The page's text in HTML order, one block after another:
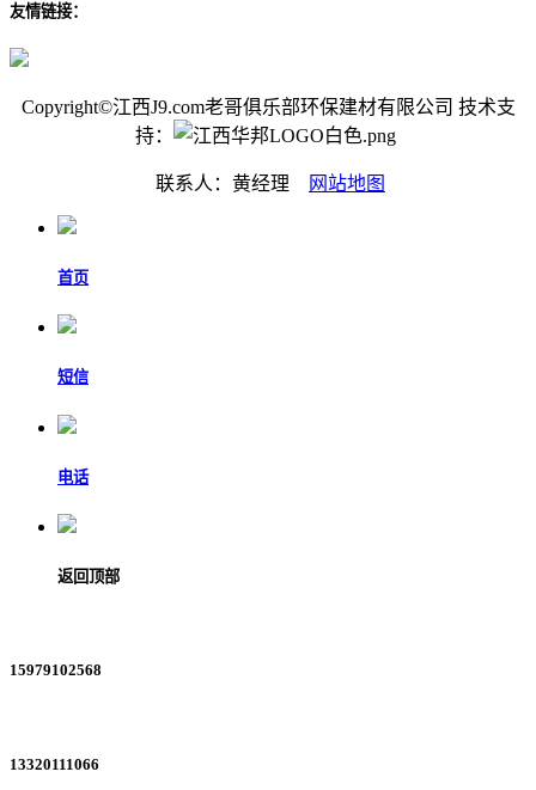
友情链接：
Copyright©江西J9.com老哥俱乐部环保建材有限公司 技术支
持：
联系人：黄经理 网站地图
首页
短信
电话
返回顶部
15979102568
13320111066